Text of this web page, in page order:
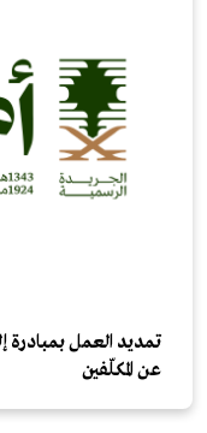
تمديد العمل بمبادرة
عن المكلّفين